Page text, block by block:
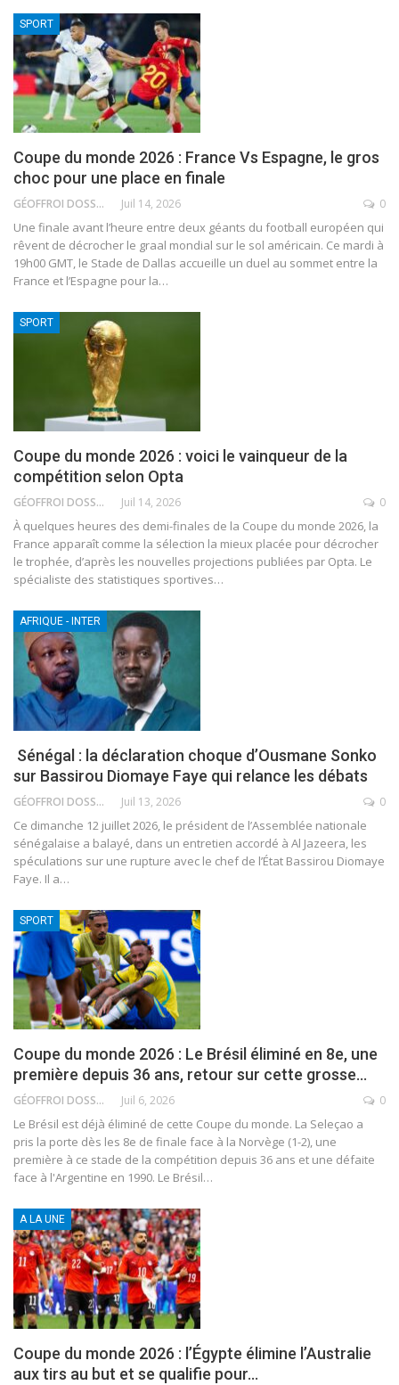
SPORT
Coupe du monde 2026 : France Vs Espagne, le gros
choc pour une place en finale
GÉOFFROI DOSSOU Juil 14, 2026 0
Une finale avant l’heure entre deux géants du football européen qui
rêvent de décrocher le graal mondial sur le sol américain. Ce mardi à
19h00 GMT, le Stade de Dallas accueille un duel au sommet entre la
France et l’Espagne pour la…
SPORT
Coupe du monde 2026 : voici le vainqueur de la
compétition selon Opta
GÉOFFROI DOSSOU Juil 14, 2026 0
À quelques heures des demi-finales de la Coupe du monde 2026, la
France apparaît comme la sélection la mieux placée pour décrocher
le trophée, d’après les nouvelles projections publiées par Opta. Le
spécialiste des statistiques sportives…
AFRIQUE - INTER
Sénégal : la déclaration choque d’Ousmane Sonko
sur Bassirou Diomaye Faye qui relance les débats
GÉOFFROI DOSSOU Juil 13, 2026 0
Ce dimanche 12 juillet 2026, le président de l’Assemblée nationale
sénégalaise a balayé, dans un entretien accordé à Al Jazeera, les
spéculations sur une rupture avec le chef de l’État Bassirou Diomaye
Faye. Il a…
SPORT
Coupe du monde 2026 : Le Brésil éliminé en 8e, une
première depuis 36 ans, retour sur cette grosse…
GÉOFFROI DOSSOU Juil 6, 2026 0
Le Brésil est déjà éliminé de cette Coupe du monde. La Seleçao a
pris la porte dès les 8e de finale face à la Norvège (1-2), une
première à ce stade de la compétition depuis 36 ans et une défaite
face à l'Argentine en 1990. Le Brésil…
A LA UNE
Coupe du monde 2026 : l’Égypte élimine l’Australie
aux tirs au but et se qualifie pour…